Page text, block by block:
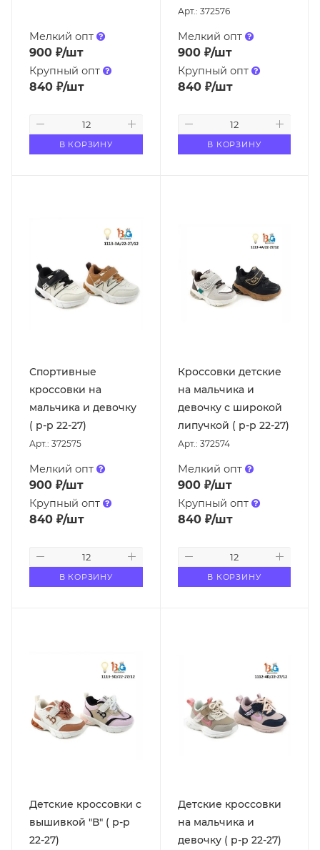
Мелкий опт
900 ₽/шт
Крупный опт
840 ₽/шт
В КОРЗИНУ
Арт.: 372576
Мелкий опт
900₽/шт
Крупный опт
840₽/шт
В КОРЗИНУ
Спортивные
кроссовки на
мальчика и девочку
( р-р 22-27)
Арт.: 372575
Мелкий опт
900 ₽/шт
Крупный опт
840 ₽/шт
В КОРЗИНУ
Кроссовки детские
на мальчика и
девочку с широкой
липучкой ( р-р 22-27)
Арт.: 372574
Мелкий опт
900₽/шт
Крупный опт
840₽/шт
В КОРЗИНУ
Детские кроссовки с
вышивкой "В" ( р-р
22-27)
Детские кроссовки
на мальчика и
девочку ( р-р 22-27)